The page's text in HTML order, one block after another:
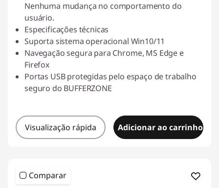
Nenhuma mudança no comportamento do
usuário.
Especificações técnicas
Suporta sistema operacional Win10/11
Navegação segura para Chrome, MS Edge e
Firefox
Portas USB protegidas pelo espaço de trabalho
seguro do BUFFERZONE
Visualização rápida Adicionar ao carrinho
Comparar